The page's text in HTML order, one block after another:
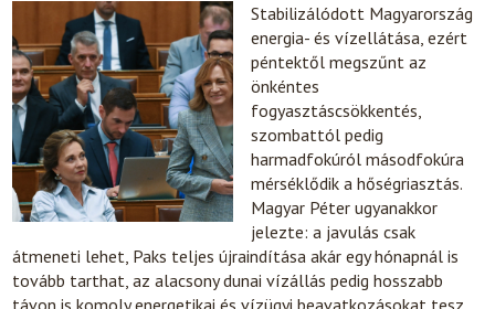
Stabilizálódott Magyarország
energia- és vízellátása, ezért
péntektől megszűnt az
önkéntes
fogyasztáscsökkentés,
szombattól pedig
harmadfokúról másodfokúra
mérséklődik a hőségriasztás.
Magyar Péter ugyanakkor
jelezte: a javulás csak
átmeneti lehet, Paks teljes újraindítása akár egy hónapnál is
tovább tarthat, az alacsony dunai vízállás pedig hosszabb
távon is komoly energetikai és vízügyi beavatkozásokat tesz